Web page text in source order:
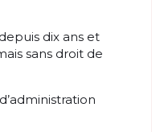
dix ans et
sans droit de